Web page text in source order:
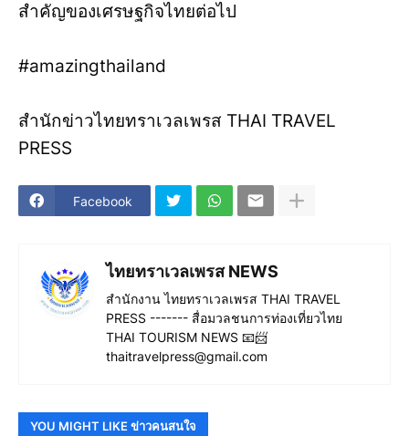
สำคัญของเศรษฐกิจไทยต่อไป
#amazingthailand
สำนักข่าวไทยทราเวลเพรส THAI TRAVEL
PRESS
Facebook
ไทยทราเวลเพรส NEWS
สำนักงาน ไทยทราเวลเพรส THAI TRAVEL
PRESS ------- สื่อมวลชนการท่องเที่ยวไทย
THAI TOURISM NEWS 📧📨
thaitravelpress@gmail.com
YOU MIGHT LIKE ข่าวคนสนใจ